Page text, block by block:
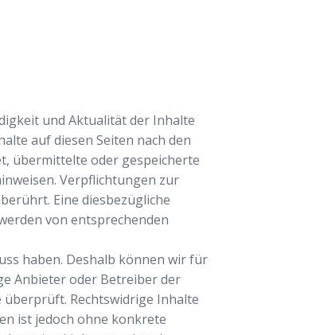
und Aktualität der Inhalte
auf diesen Seiten nach den
übermittelte oder gespeicherte
Verpflichtungen zur
Eine diesbezügliche
von entsprechenden
haben. Deshalb können wir für
Anbieter oder Betreiber der
Rechtswidrige Inhalte
ist jedoch ohne konkrete